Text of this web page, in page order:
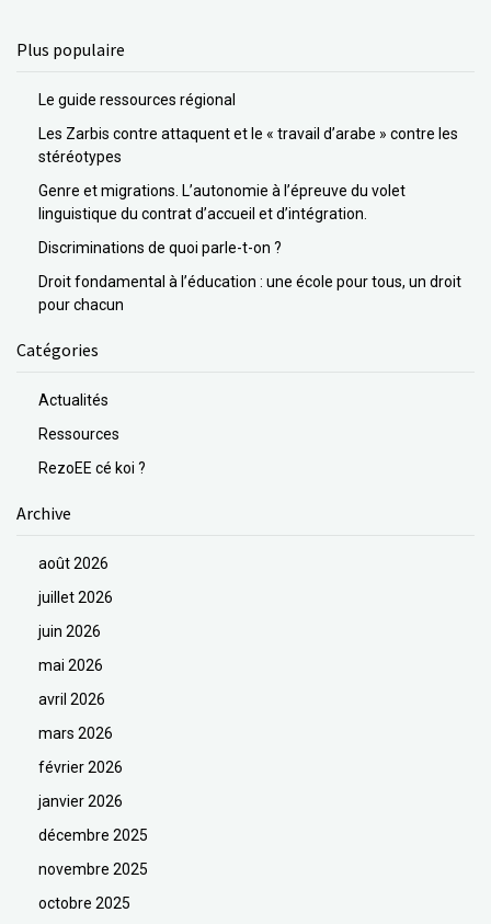
Plus populaire
Le guide ressources régional
Les Zarbis contre attaquent et le « travail d’arabe » contre les
stéréotypes
Genre et migrations. L’autonomie à l’épreuve du volet
linguistique du contrat d’accueil et d’intégration.
Discriminations de quoi parle-t-on ?
Droit fondamental à l’éducation : une école pour tous, un droit
pour chacun
Catégories
Actualités
Ressources
RezoEE cé koi ?
Archive
août 2026
juillet 2026
juin 2026
mai 2026
avril 2026
mars 2026
février 2026
janvier 2026
décembre 2025
novembre 2025
octobre 2025